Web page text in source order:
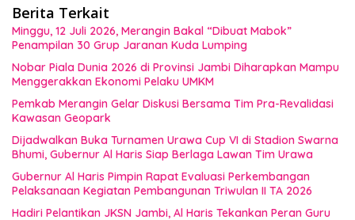
Berita Terkait
Minggu, 12 Juli 2026, Merangin Bakal “Dibuat Mabok”
Penampilan 30 Grup Jaranan Kuda Lumping
Nobar Piala Dunia 2026 di Provinsi Jambi Diharapkan Mampu
Menggerakkan Ekonomi Pelaku UMKM
Pemkab Merangin Gelar Diskusi Bersama Tim Pra-Revalidasi
Kawasan Geopark
Dijadwalkan Buka Turnamen Urawa Cup VI di Stadion Swarna
Bhumi, Gubernur Al Haris Siap Berlaga Lawan Tim Urawa
Gubernur Al Haris Pimpin Rapat Evaluasi Perkembangan
Pelaksanaan Kegiatan Pembangunan Triwulan II TA 2026
Hadiri Pelantikan JKSN Jambi, Al Haris Tekankan Peran Guru